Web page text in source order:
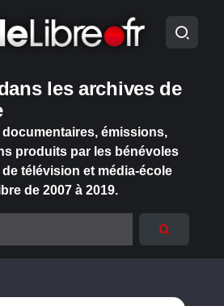
les archives de
émissions,
produits par les bénévoles
télévision et média-école
de 2007 à 2019.